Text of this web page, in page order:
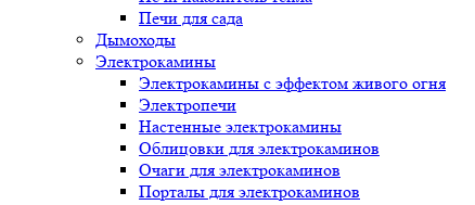
Печи для сада
Дымоходы
Электрокамины
Электрокамины с эффектом живого огня
Электропечи
Настенные электрокамины
Облицовки для электрокаминов
Очаги для электрокаминов
Порталы для электрокаминов